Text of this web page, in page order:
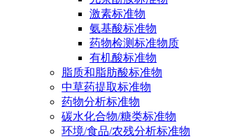
激素标准物
氨基酸标准物
药物检测标准物质
有机酸标准物
脂质和脂肪酸标准物
中草药提取标准物
药物分析标准物
碳水化合物/糖类标准物
环境/食品/农残分析标准物